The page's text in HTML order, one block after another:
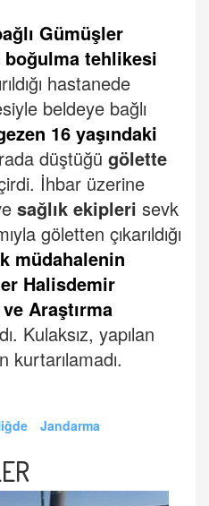
Gümüşler
boğulma tehlikesi
hastanede
beldeye bağlı
16 yaşındaki
düştüğü gölette
İhbar üzerine
sağlık ekipleri sevk
göletten çıkarıldığı
müdahalenin
Halisdemir
Araştırma
Kulaksız, yapılan
Jandarma